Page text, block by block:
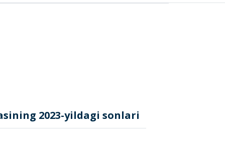
2023-yildagi sonlari